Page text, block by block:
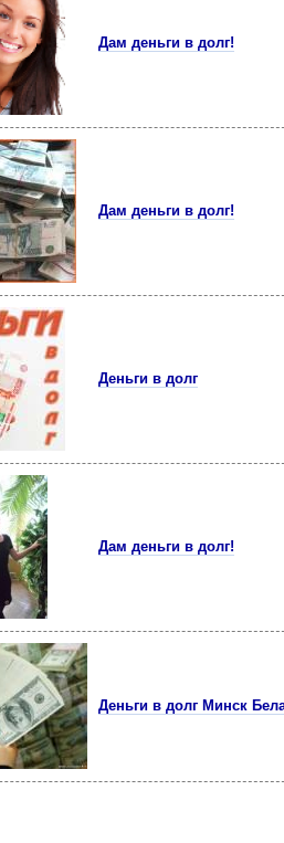
Дам деньги в долг!
Дам деньги в долг!
Деньги в долг
Дам деньги в долг!
Деньги в долг Минск